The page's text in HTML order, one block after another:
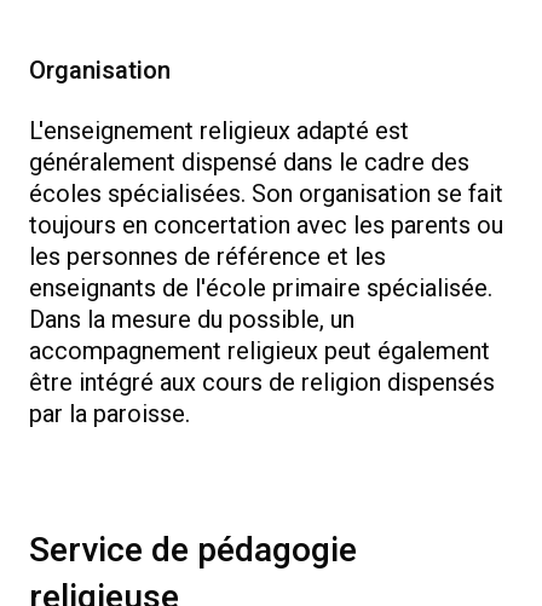
Organisation
L'enseignement religieux adapté est
généralement dispensé dans le cadre des
écoles spécialisées. Son organisation se fait
toujours en concertation avec les parents ou
les personnes de référence et les
enseignants de l'école primaire spécialisée.
Dans la mesure du possible, un
accompagnement religieux peut également
être intégré aux cours de religion dispensés
par la paroisse.
Service de pédagogie